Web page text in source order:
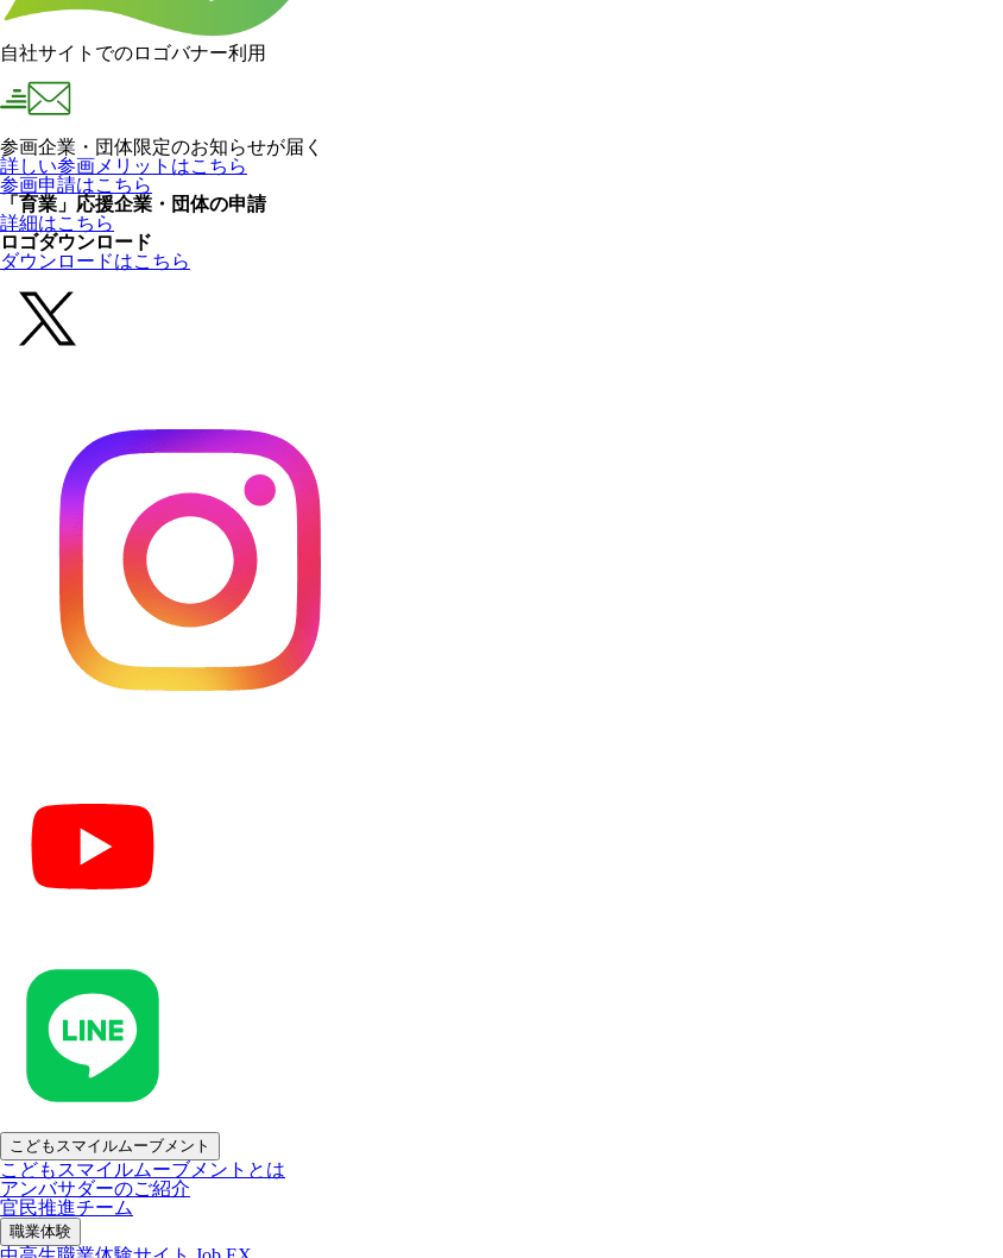
自社サイトでのロゴバナー利用
参画企業・団体限定のお知らせが届く
詳しい参画メリットはこちら
参画申請はこちら
「育業」応援企業・団体の申請
詳細はこちら
ロゴダウンロード
ダウンロードはこちら
こどもスマイルムーブメント
こどもスマイルムーブメントとは
アンバサダーのご紹介
官民推進チーム
職業体験